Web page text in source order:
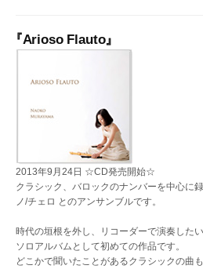
Arioso Flauto』
2013年9月24日 ☆CD発売開始☆
クラシック、バロックのナンバーを中心に
ノ/チェロ とのアンサンブルです。
時代の垣根を外し、リコーダーで演奏した
ソロアルバムとして初めての作品です。
どこかで聞いたことがあるクラシックの曲